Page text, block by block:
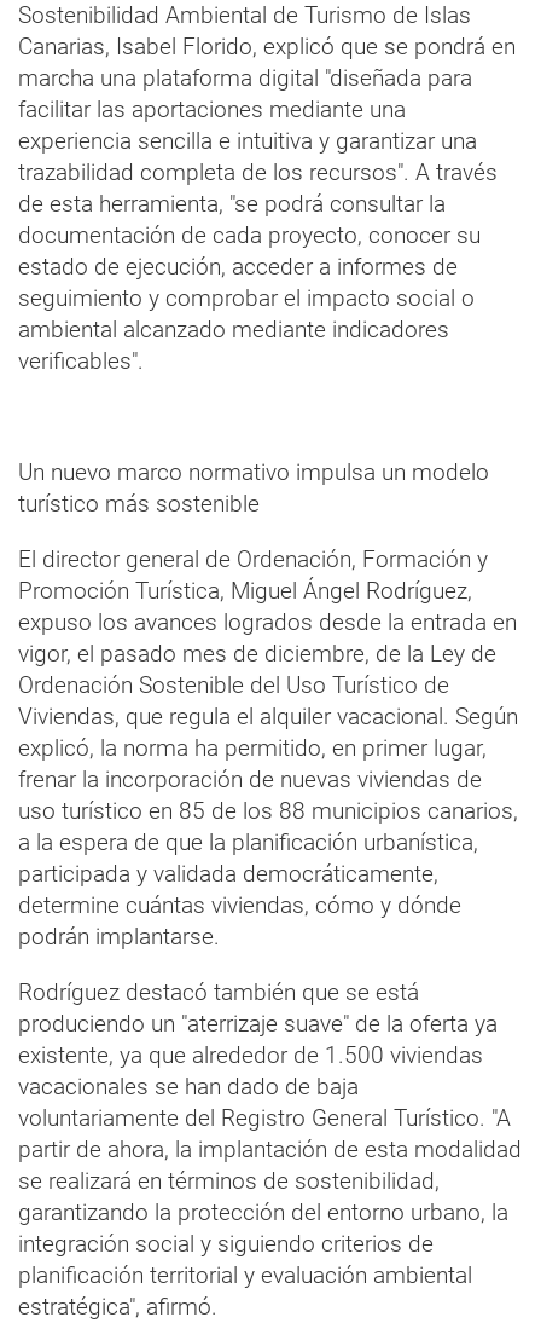
Sostenibilidad Ambiental de Turismo de Islas
Canarias, Isabel Florido, explicó que se pondrá en
marcha una plataforma digital "diseñada para
facilitar las aportaciones mediante una
experiencia sencilla e intuitiva y garantizar una
trazabilidad completa de los recursos". A través
de esta herramienta, "se podrá consultar la
documentación de cada proyecto, conocer su
estado de ejecución, acceder a informes de
seguimiento y comprobar el impacto social o
ambiental alcanzado mediante indicadores
verificables".
Un nuevo marco normativo impulsa un modelo
turístico más sostenible
El director general de Ordenación, Formación y
Promoción Turística, Miguel Ángel Rodríguez,
expuso los avances logrados desde la entrada en
vigor, el pasado mes de diciembre, de la Ley de
Ordenación Sostenible del Uso Turístico de
Viviendas, que regula el alquiler vacacional. Según
explicó, la norma ha permitido, en primer lugar,
frenar la incorporación de nuevas viviendas de
uso turístico en 85 de los 88 municipios canarios,
a la espera de que la planificación urbanística,
participada y validada democráticamente,
determine cuántas viviendas, cómo y dónde
podrán implantarse.
Rodríguez destacó también que se está
produciendo un "aterrizaje suave" de la oferta ya
existente, ya que alrededor de 1.500 viviendas
vacacionales se han dado de baja
voluntariamente del Registro General Turístico. "A
partir de ahora, la implantación de esta modalidad
se realizará en términos de sostenibilidad,
garantizando la protección del entorno urbano, la
integración social y siguiendo criterios de
planificación territorial y evaluación ambiental
estratégica", afirmó.